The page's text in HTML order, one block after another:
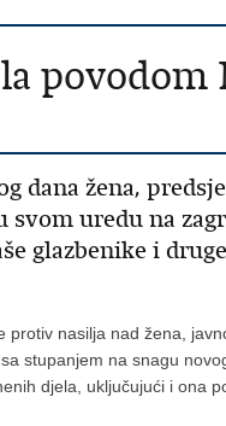
dana žena,
svom uredu na
glazbenike i
protiv nasilja nad žena,
stupanjem na snagu
djela, uključujući i ona